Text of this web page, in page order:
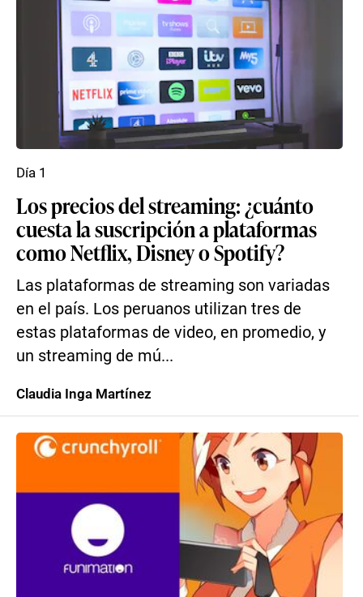
Los precios del streaming: ¿cuánto
cuesta la suscripción a plataformas
como Netflix, Disney o Spotify?
Las plataformas de streaming son variadas
en el país. Los peruanos utilizan tres de
estas plataformas de video, en promedio, y
un streaming de mú...
Día 1
Claudia Inga Martínez